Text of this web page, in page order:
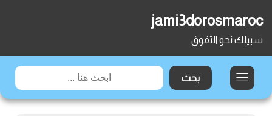
jami3dorosmaroc
سبيلك نحو التفوق